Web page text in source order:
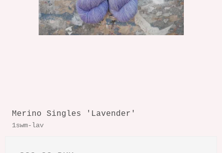
Merino Singles 'Lavender'
1swm-lav